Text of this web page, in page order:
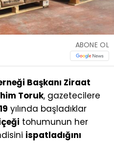
ABONE OL
Başkanı Ziraat
Toruk, gazetecilere
yılında başladıklar
tohumunun her
ispatladığını